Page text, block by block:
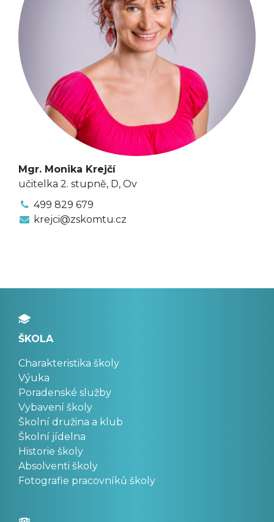
Mgr. Monika Krejčí
učitelka 2. stupně, D, Ov
499 829 679
krejci@zskomtu.cz
ŠKOLA
Charakteristika školy
Výuka
Poradenské služby
Vybavení školy
Školní družina a klub
Školní jídelna
Historie školy
Absolventi školy
Fotografie pracovníků školy